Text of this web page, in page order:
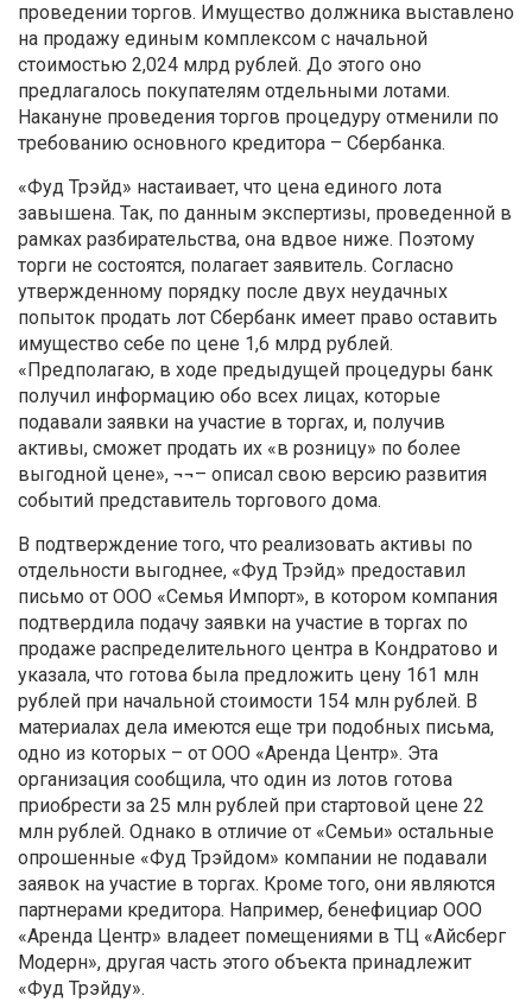
проведении торгов. Имущество должника выставлено
на продажу единым комплексом с начальной
стоимостью 2,024 млрд рублей. До этого оно
предлагалось покупателям отдельными лотами.
Накануне проведения торгов процедуру отменили по
требованию основного кредитора – Сбербанка.
«Фуд Трэйд» настаивает, что цена единого лота
завышена. Так, по данным экспертизы, проведенной в
рамках разбирательства, она вдвое ниже. Поэтому
торги не состоятся, полагает заявитель. Согласно
утвержденному порядку после двух неудачных
попыток продать лот Сбербанк имеет право оставить
имущество себе по цене 1,6 млрд рублей.
«Предполагаю, в ходе предыдущей процедуры банк
получил информацию обо всех лицах, которые
подавали заявки на участие в торгах, и, получив
активы, сможет продать их «в розницу» по более
выгодной цене», ¬¬– описал свою версию развития
событий представитель торгового дома.
В подтверждение того, что реализовать активы по
отдельности выгоднее, «Фуд Трэйд» предоставил
письмо от ООО «Семья Импорт», в котором компания
подтвердила подачу заявки на участие в торгах по
продаже распределительного центра в Кондратово и
указала, что готова была предложить цену 161 млн
рублей при начальной стоимости 154 млн рублей. В
материалах дела имеются еще три подобных письма,
одно из которых – от ООО «Аренда Центр». Эта
организация сообщила, что один из лотов готова
приобрести за 25 млн рублей при стартовой цене 22
млн рублей. Однако в отличие от «Семьи» остальные
опрошенные «Фуд Трэйдом» компании не подавали
заявок на участие в торгах. Кроме того, они являются
партнерами кредитора. Например, бенефициар ООО
«Аренда Центр» владеет помещениями в ТЦ «Айсберг
Модерн», другая часть этого объекта принадлежит
«Фуд Трэйду».